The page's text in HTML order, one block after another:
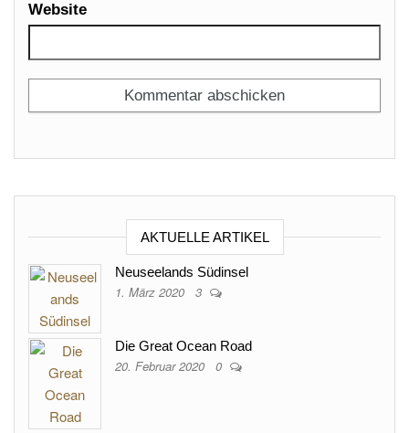
Website
AKTUELLE ARTIKEL
Neuseelands Südinsel
1. März 2020 3
Die Great Ocean Road
20. Februar 2020 0